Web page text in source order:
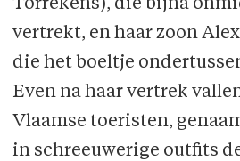
Marian Hollander -
Drobney - Mirte Konings
Krojack - Zoe Philippe /
Killroy - Zita Rens
Ambassadeur - Emma
Torrekens), die bijna
vertrekt, en haar zoon
die het boeltje
Even na haar vertrek
Vlaamse toeristen,
in schreeuwerige outfits